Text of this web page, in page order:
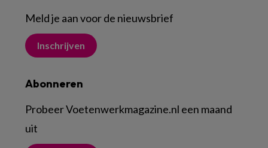
Meld je aan voor de nieuwsbrief
Inschrijven
Abonneren
Probeer Voetenwerkmagazine.nl een maand
uit